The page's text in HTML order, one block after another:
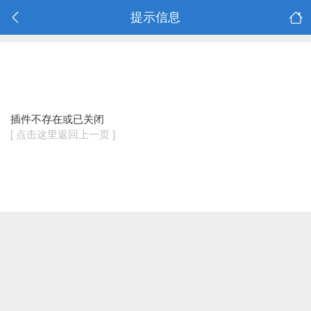
提示信息
插件不存在或已关闭
[ 点击这里返回上一页 ]